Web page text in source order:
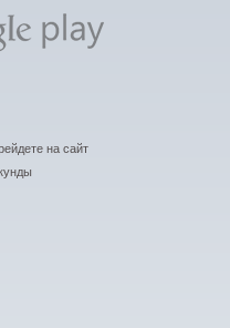
на сайт